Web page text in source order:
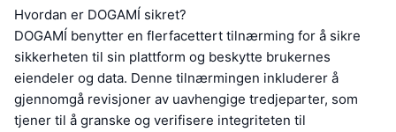
Hvordan er DOGAMÍ sikret?
DOGAMÍ benytter en flerfacettert tilnærming for å sikre
sikkerheten til sin plattform og beskytte brukernes
eiendeler og data. Denne tilnærmingen inkluderer å
gjennomgå revisjoner av uavhengige tredjeparter, som
tjener til å granske og verifisere integriteten til